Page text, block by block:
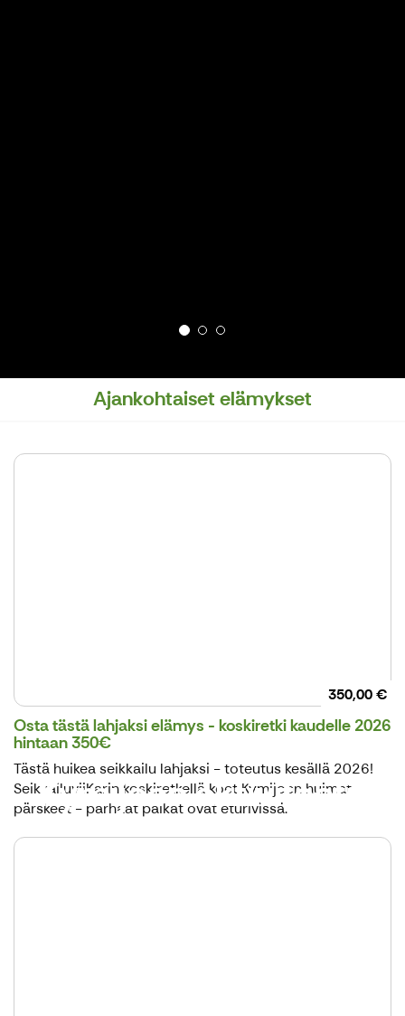
Kymijoen aktiviteetit
Ajankohtaiset elämykset
350,00 €
Osta tästä lahjaksi elämys - koskiretki kaudelle 2026
hintaan 350€
Tästä huikea seikkailu lahjaksi - toteutus kesällä 2026!
SeikkailuviiKarin koskiretkellä koet Kymijoen huimat
pärskeet - parhaat paikat ovat eturivissä.